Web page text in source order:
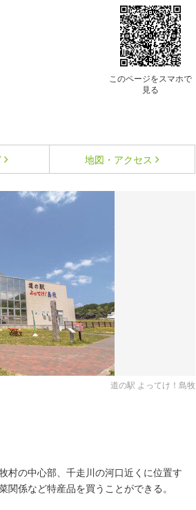
このページをスマホで
見る
地図・アクセス
道の駅 よってけ！島牧
村の中心部、千走川の河口近くに位置す
係など特産品を買うことができる。